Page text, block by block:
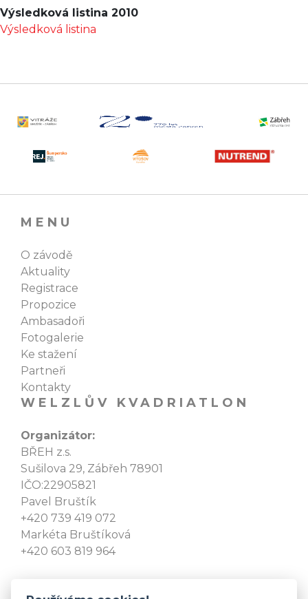
Výsledková listina 2010
Výsledková listina
MENU
O závodě
Aktuality
Registrace
Propozice
Ambasadoři
Fotogalerie
Ke stažení
Partneři
Kontakty
WELZLŮV KVADRIATLON
Organizátor:
BŘEH z.s.
Sušilova 29, Zábřeh 78901
IČO:22905821
Pavel Bruštík
+420 739 419 072
Markéta Bruštíková
+420 603 819 964